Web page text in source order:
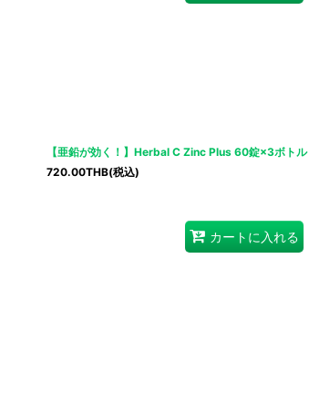
【亜鉛が効く！】Herbal C Zinc Plus 60錠×3ボトル
720.00THB(税込)
カートに入れる